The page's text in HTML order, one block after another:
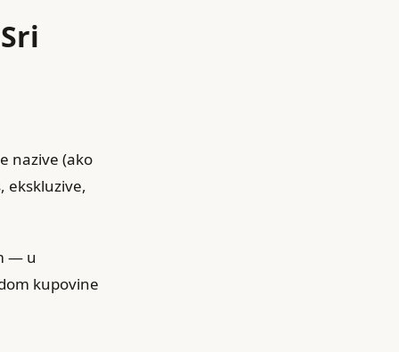
nazive (ako
ekskluzive,
— u
kupovine